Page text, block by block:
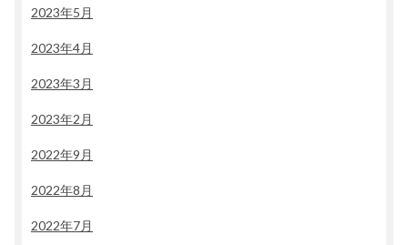
2023年5月
2023年4月
2023年3月
2023年2月
2022年9月
2022年8月
2022年7月